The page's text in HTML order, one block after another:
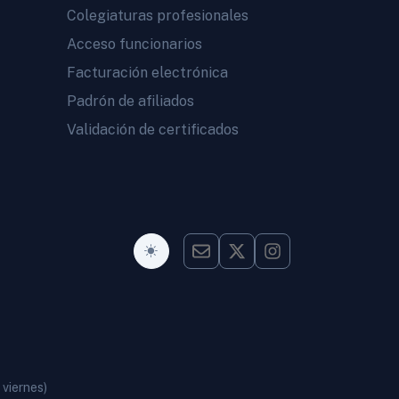
Colegiaturas profesionales
Acceso funcionarios
Facturación electrónica
Padrón de afiliados
Validación de certificados
Modo Oscuro